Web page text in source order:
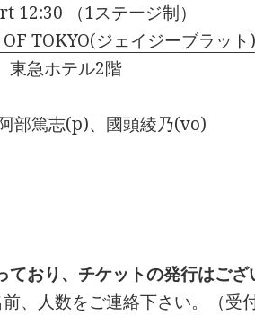
12:30 （1ステージ制）
TOKYO(ジェイジーブラット)
急ホテル2階
部篤志(p)、國頭綾乃(vo)
おり、チケットの発行はござ
、人数をご連絡下さい。（受